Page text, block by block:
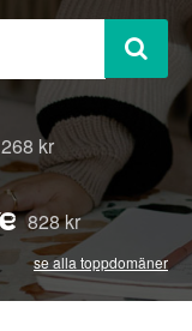
268 kr
828 kr
se alla toppdomäner